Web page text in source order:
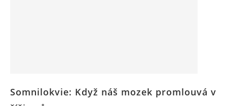
Somnilokvie: Když náš mozek promlouvá v